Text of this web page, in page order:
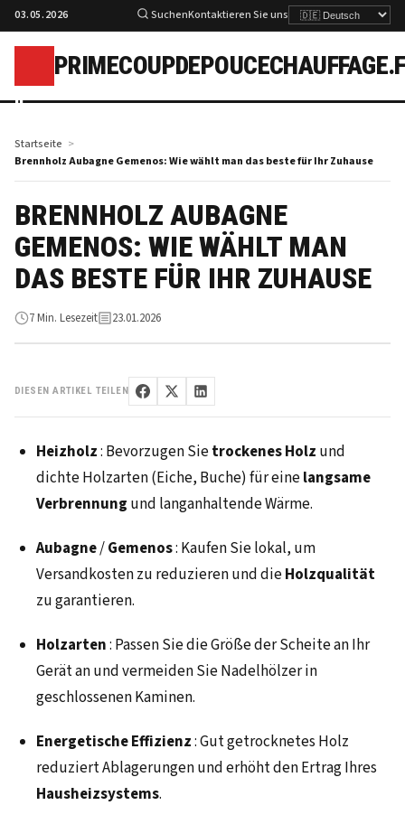
03.05.2026 SuchenKontaktieren Sie uns
p
Startseite
Brennholz Aubagne Gemenos: Wie wählt man das beste für Ihr Zuhause
BRENNHOLZ AUBAGNE
GEMENOS: WIE WÄHLT MAN
DAS BESTE FÜR IHR ZUHAUSE
7 Min. Lesezeit 23.01.2026
DIESEN ARTIKEL TEILEN
Heizholz: Bevorzugen Sietrockenes Holz und
dichte Holzarten (Eiche, Buche) für einelangsame
Verbrennung und langanhaltende Wärme.
Aubagne/Gemenos: Kaufen Sie lokal, um
Versandkosten zu reduzieren und dieHolzqualität
zu garantieren.
Holzarten: Passen Sie die Größe der Scheite an Ihr
Gerät an und vermeiden Sie Nadelhölzer in
geschlossenen Kaminen.
Energetische Effizienz: Gut getrocknetes Holz
reduziert Ablagerungen und erhöht den Ertrag Ihres
Hausheizsystems.